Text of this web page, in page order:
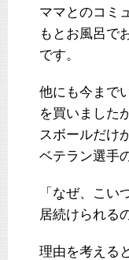
ママとのコミ
もとお風呂で
です。
他にも今まで
を買いました
スボールだけ
ベテラン選手
「なぜ、こい
居続けられる
理由を考える